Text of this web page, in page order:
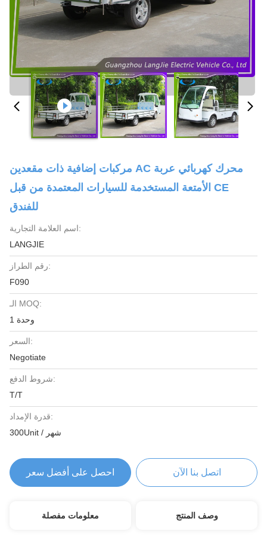
مركبات إضافية ذات مقعدين AC محرك كهربائي عربة
الأمتعة المستخدمة للسيارات المعتمدة من قبل CE
للفندق
اسم العلامة التجارية:
LANGJIE
رقم الطراز:
F090
الـ MOQ:
1 وحدة
السعر:
Negotiate
شروط الدفع:
T/T
قدرة الإمداد:
300Unit / شهر
احصل على أفضل سعر اتصل بنا الآن
معلومات مفصلة وصف المنتج